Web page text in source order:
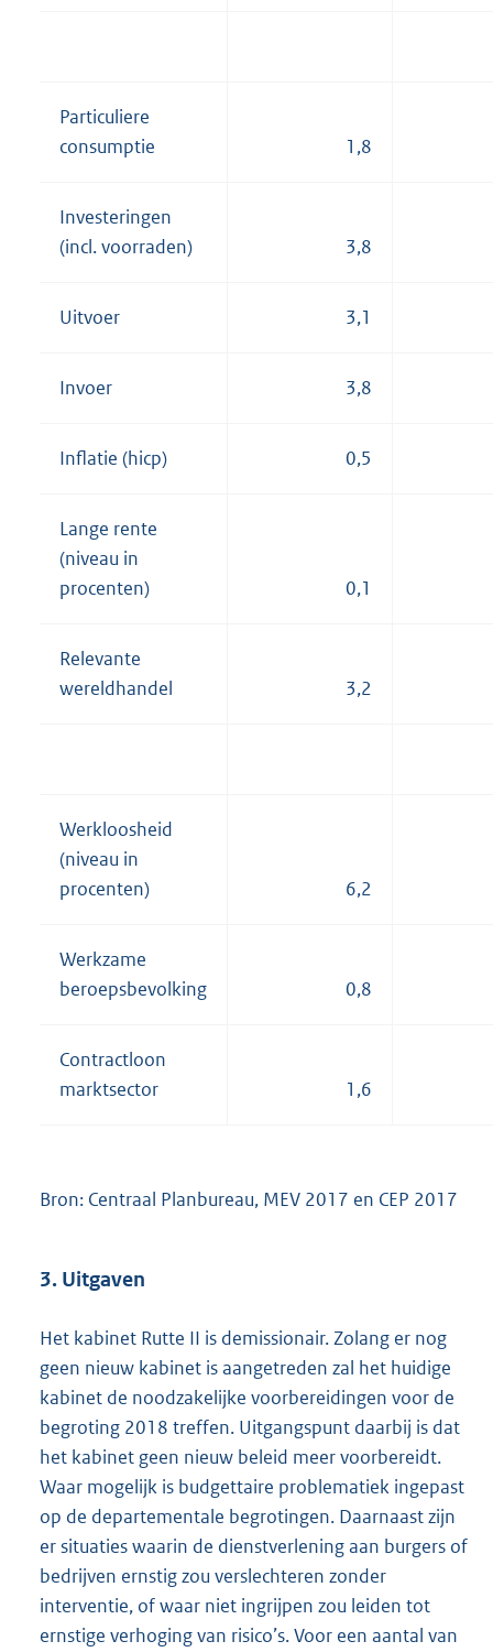
Particuliere
consumptie
1,8
Investeringen
(incl. voorraden)
3,8
Uitvoer 3,1
Invoer 3,8
Inflatie (hicp) 0,5
Lange rente
(niveau in
procenten)
0,1
Relevante
wereldhandel
3,2
Werkloosheid
(niveau in
procenten)
6,2
Werkzame
beroepsbevolking
0,8
Contractloon
marktsector
1,6
Bron: Centraal Planbureau, MEV 2017 en CEP 2017
3. Uitgaven
Het kabinet Rutte II is demissionair. Zolang er nog
geen nieuw kabinet is aangetreden zal het huidige
kabinet de noodzakelijke voorbereidingen voor de
begroting 2018 treffen. Uitgangspunt daarbij is dat
het kabinet geen nieuw beleid meer voorbereidt.
Waar mogelijk is budgettaire problematiek ingepast
op de departementale begrotingen. Daarnaast zijn
er situaties waarin de dienstverlening aan burgers of
bedrijven ernstig zou verslechteren zonder
interventie, of waar niet ingrijpen zou leiden tot
ernstige verhoging van risico’s. Voor een aantal van